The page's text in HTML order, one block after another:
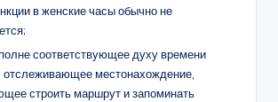
в женские часы обычно не
соответствующее духу времени
отслеживающее местонахождение,
строить маршрут и запоминать